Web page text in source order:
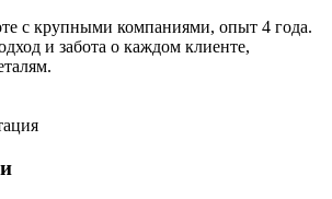
с крупными компаниями, опыт 4 года.
и забота о каждом клиенте,